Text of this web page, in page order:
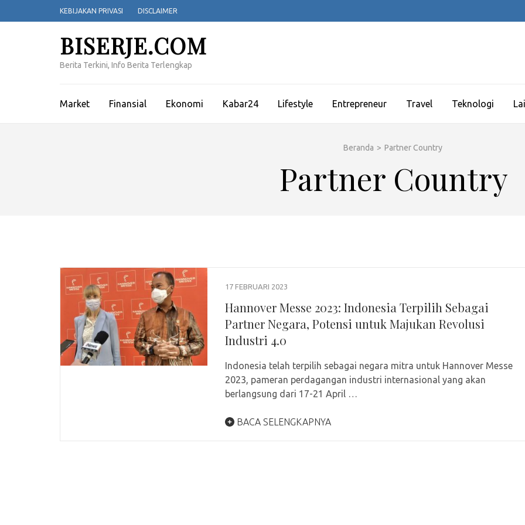
ke
KEBIJAKAN PRIVASI DISCLAIMER
BISERJE.COM
Berita Terkini, Info Berita Terlengkap
Market Finansial Ekonomi Kabar24 Lifestyle Entrepreneur Travel Teknologi
Beranda > Partner Country
Partner Country
17 FEBRUARI 2023
Hannover Messe 2023: Indonesia Terpilih Sebagai
Partner Negara, Potensi untuk Majukan Revolusi
Industri 4.0
Indonesia telah terpilih sebagai negara mitra untuk Hannover Messe
2023, pameran perdagangan industri internasional yang akan
berlangsung dari 17-21 April …
BACA SELENGKAPNYA